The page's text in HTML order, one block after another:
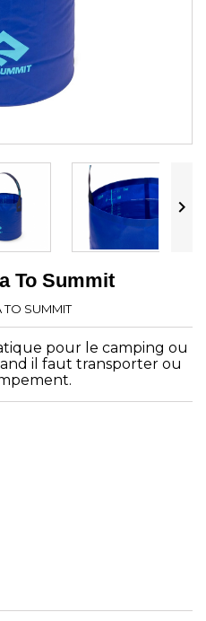

To Summit
TO SUMMIT
pour le camping ou
il faut transporter ou